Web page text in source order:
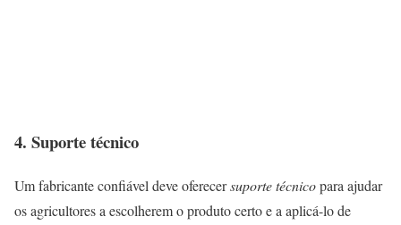
4. Suporte técnico
Um fabricante confiável deve oferecersuporte técnicopara ajudar
os agricultores a escolherem o produto certo e a aplicá-lo de